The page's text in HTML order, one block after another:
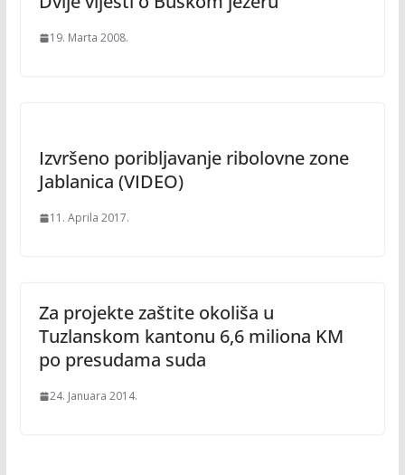
19. Marta 2008.
Izvršeno poribljavanje ribolovne zone
Jablanica (VIDEO)
11. Aprila 2017.
Za projekte zaštite okoliša u
Tuzlanskom kantonu 6,6 miliona KM
po presudama suda
24. Januara 2014.